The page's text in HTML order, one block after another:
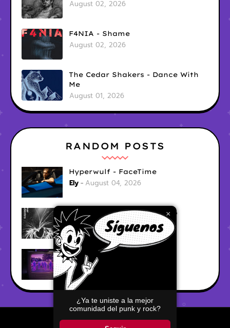
×
¿Ya te uniste a la mejor
comunidad del punk y rock?
August 02, 2026
F4NIA - Shame
August 02, 2026
The Cedar Shakers - Dance With
Me
August 01, 2026
RANDOM POSTS
Hyperwulf - FaceTime
Ely August 04, 2026
BARRACÜDA - Mar Adentro
Ely August 04, 2026
CabinTwelve - Doing Fine
Ely August 04, 2026